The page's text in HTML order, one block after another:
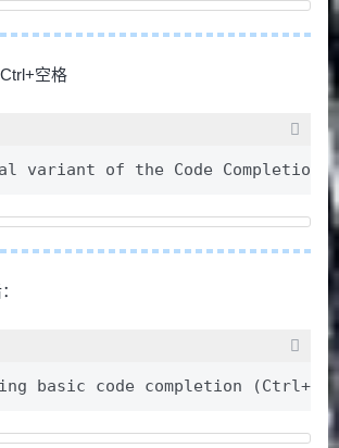
空格
variant of the Code Completion
basic code completion (Ctrl+